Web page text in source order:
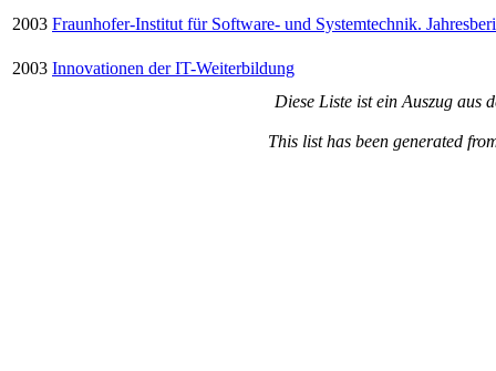
2003 Fraunhofer-Institut für Software- und Systemtechnik.
2003 Innovationen der IT-Weiterbildung
Diese Liste ist ein Auszug
This list has been generated